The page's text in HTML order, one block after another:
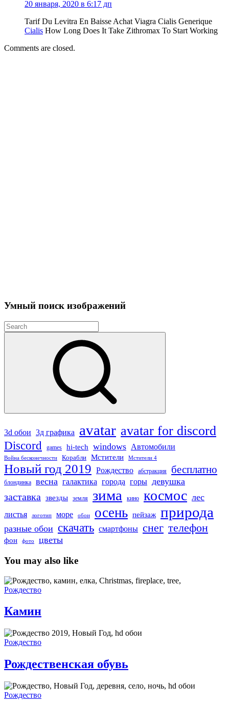
20 января, 2020 в 6:17 дп
Tarif Du Levitra En Baisse Achat Viagra Cialis Generique
Cialis How Long Does It Take Zithromax To Start Working
Comments are closed.
Умный поиск изображений
Search
for:
3d обои 3д графика avatar avatar for discord
Discord games hi-tech windows Автомобили
Война бесконечности Корабли Мстители Мстители 4
Новый год 2019 Рождество абстракция бесплатно
блондинка весна галактика города горы девушка
заставка звезды земля зима кино космос лес
листья логотип море обои осень пейзаж природа
разные обои скачать смартфоны снег телефон
фон фото цветы
You may also like
Камин
Рождество
Камин
Рождественская
обувь
Рождество
Рождественская обувь
Рождественская
ночь
Рождество